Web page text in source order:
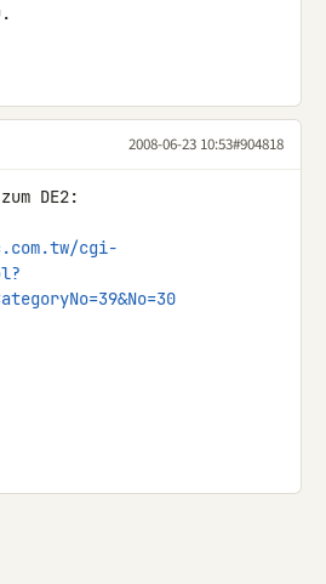
2008-06-23 10:53#904818
DE2:
cgi-